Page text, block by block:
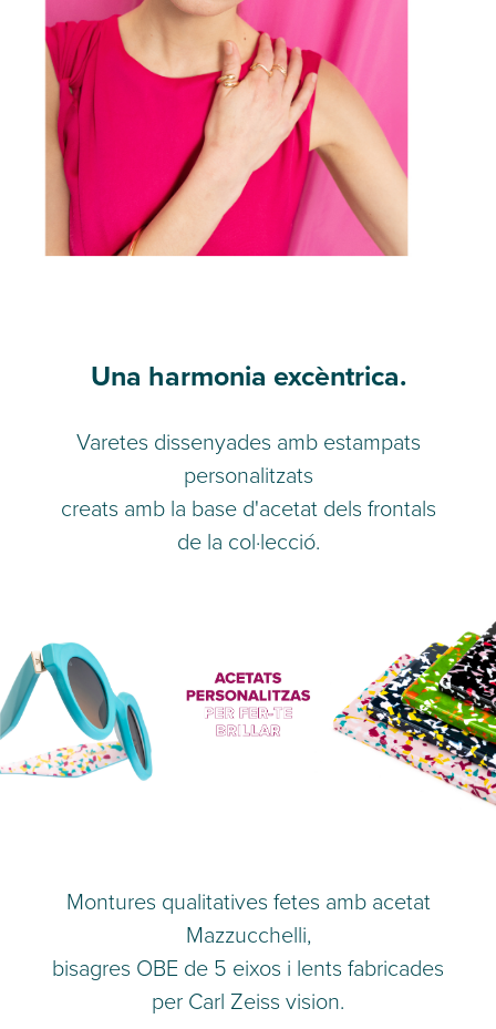
Una harmonia excèntrica.
Varetes dissenyades amb estampats
personalitzats
creats amb la base d'acetat dels frontals
de la col·lecció.
Montures qualitatives fetes amb acetat
Mazzucchelli,
bisagres OBE de 5 eixos i lents fabricades
per Carl Zeiss vision.